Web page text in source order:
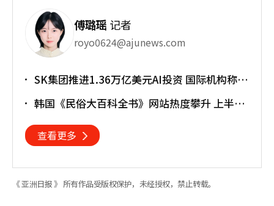
傅璐瑶 记者
royo0624@ajunews.com
SK集团推进1.36万亿美元AI投资 国际机构称将
韩国《民俗大百科全书》网站热度攀升 上半年
查看更多
《 亚洲日报 》 所有作品受版权保护，未经授权，禁止转载。